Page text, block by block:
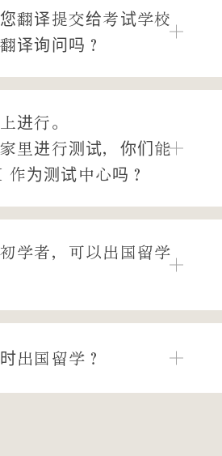
翻译提交给考试学校
译询问吗？
进行。
里进行测试，你们能
为测试中心吗？
学者，可以出国留学
出国留学？